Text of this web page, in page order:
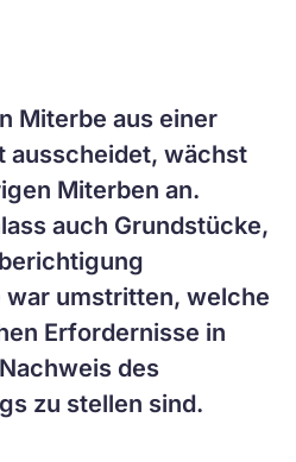
Miterbe aus einer
ausscheidet, wächst
Miterben an.
auch Grundstücke,
umstritten, welche
Erfordernisse in
des
zu stellen sind.